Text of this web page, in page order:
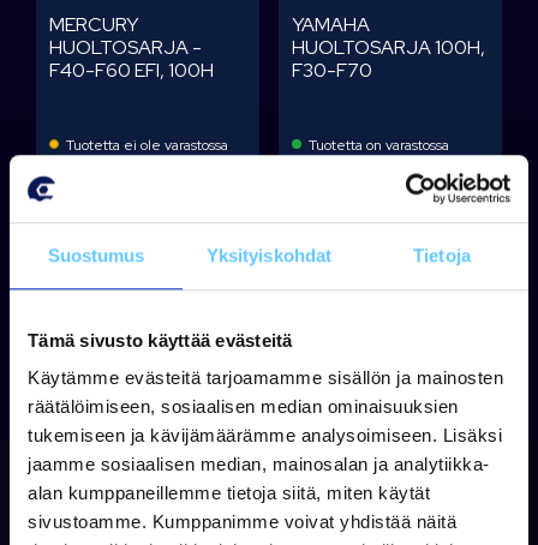
Suostumus Yksityiskohdat Tietoja
Tämä sivusto käyttää evästeitä
Käytämme evästeitä tarjoamamme sisällön ja mainosten
räätälöimiseen, sosiaalisen median ominaisuuksien
tukemiseen ja kävijämäärämme analysoimiseen. Lisäksi
jaamme sosiaalisen median, mainosalan ja analytiikka-
alan kumppaneillemme tietoja siitä, miten käytät
sivustoamme. Kumppanimme voivat yhdistää näitä
MERCURY
HUOLTOSARJA -
F40-F60 EFI, 100H
Tuotetta ei ole varastossa
72,71 €
Lisää koriin
YAMAHA
HUOLTOSARJA 100H,
F30-F70
Tuotetta on varastossa
Lisää koriin